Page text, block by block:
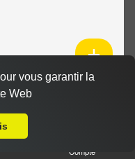
Compte
vous garantir la
Web